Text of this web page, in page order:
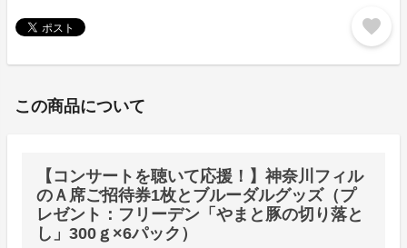
favorite
この商品について
【コンサートを聴いて応援！】神奈川フィル
のＡ席ご招待券1枚とブルーダルグッズ（プ
レゼント：フリーデン「やまと豚の切り落と
し」300ｇ×6パック）